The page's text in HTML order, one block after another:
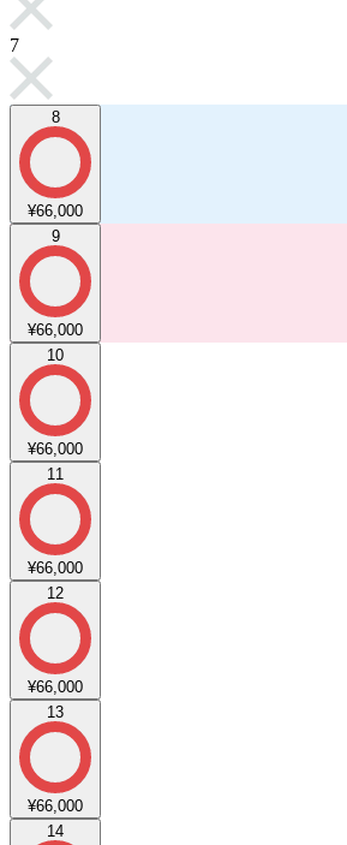
7
8
¥66,000
9
¥66,000
10
¥66,000
11
¥66,000
12
¥66,000
13
¥66,000
14